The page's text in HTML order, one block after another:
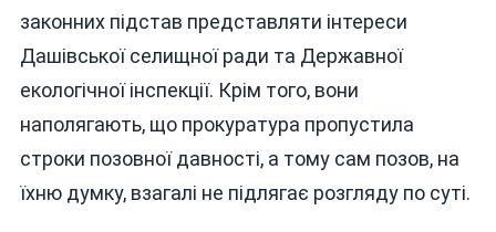
законних підстав представляти інтереси
Дашівської селищної ради та Державної
екологічної інспекції. Крім того, вони
наполягають, що прокуратура пропустила
строки позовної давності, а тому сам позов, на
їхню думку, взагалі не підлягає розгляду по суті.